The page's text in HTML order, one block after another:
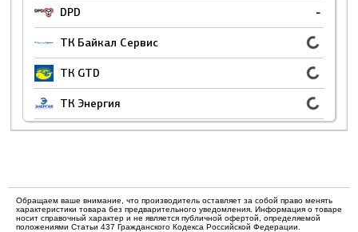
DPD -
ТК Байкал Сервис
ТК GTD
ТК Энергия
Обращаем ваше внимание, что производитель оставляет за собой право менять
характеристики товара без предварительного уведомления. Информация о товаре
носит справочный характер и не является публичной офертой, определяемой
положениями Статьи 437 Гражданского Кодекса Российской Федерации.